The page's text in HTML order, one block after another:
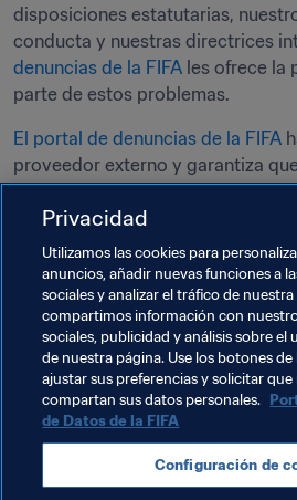
disposiciones estatutarias,
conducta y nuestras directrices
denuncias de la FIFA les ofrece la
parte de estos problemas.
El portal de denuncias de la FIFA
proveedor externo y garantiza
permanecerá en el anonimato.
gestionarán con la más estricta
contemplan la legislación y los
Todos y cada uno de nosotros
promover la transparencia y la
actitud vigilante y sentido de la
Contamos con su ayuda para
nuestra organización frente a un
dañino, así como para cumplir los
FIFA en materia de derechos
Privacidad
Utilizamos las cookies para
anuncios, añadir nuevas funciones a
sociales y analizar el tráfico de
compartimos información con
sociales, publicidad y análisis sobre el
de nuestra página. Use los botones
ajustar sus preferencias y solicitar
compartan sus datos personales.
de Datos de la FIFA
Configuración de